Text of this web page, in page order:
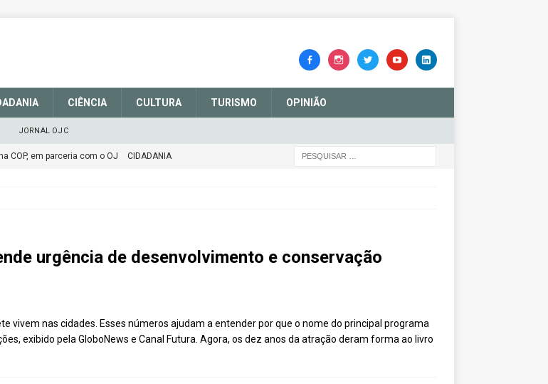
CIÊNCIA CULTURA TURISMO OPINIÃO
JORNAL OJC
COP, em parceria com o OJ CIDADANIA
dos Andes CIDADANIA
urgência de desenvolvimento e conservação
vivem nas cidades. Esses números ajudam a entender por que o nome do principal programa
exibido pela GloboNews e Canal Futura. Agora, os dez anos da atração deram forma ao livro